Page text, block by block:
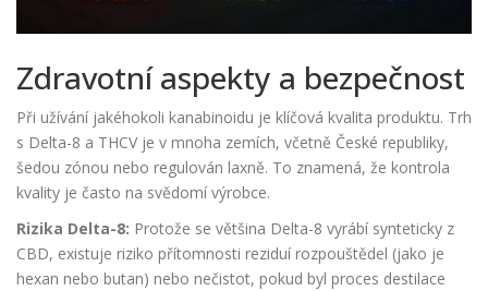
Zdravotní aspekty a bezpečnost
Při užívání jakéhokoli kanabinoidu je klíčová kvalita produktu. Trh
s Delta-8 a THCV je v mnoha zemích, včetně České republiky,
šedou zónou nebo regulován laxně. To znamená, že kontrola
kvality je často na svědomí výrobce.
Rizika Delta-8: Protože se většina Delta-8 vyrábí synteticky z
CBD, existuje riziko přítomnosti reziduí rozpouštědel (jako je
hexan nebo butan) nebo nečistot, pokud byl proces destilace